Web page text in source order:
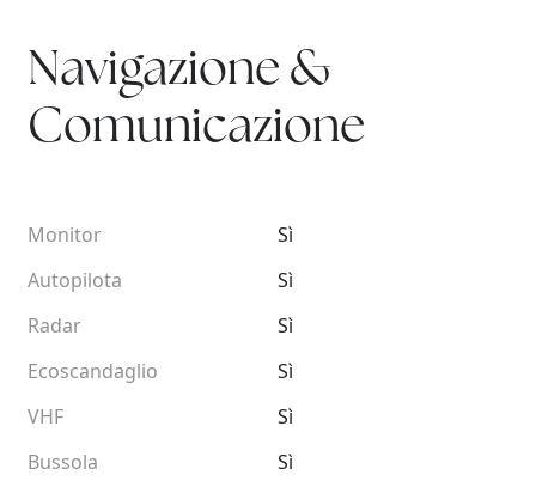
Navigazione &
Comunicazione
Monitor
Autopilota
Radar
Ecoscandaglio
VHF
Bussola
Sì
Sì
Sì
Sì
Sì
Sì